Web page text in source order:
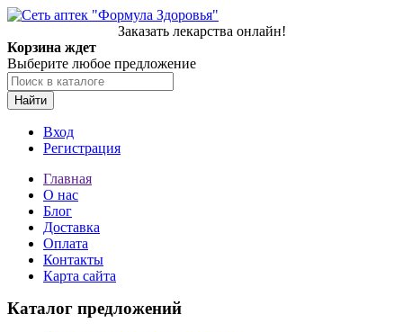
Заказать лекарства онлайн!
Корзина ждет
Выберите любое предложение
Найти
Вход
Регистрация
Главная
О нас
Блог
Доставка
Оплата
Контакты
Карта сайта
Каталог предложений